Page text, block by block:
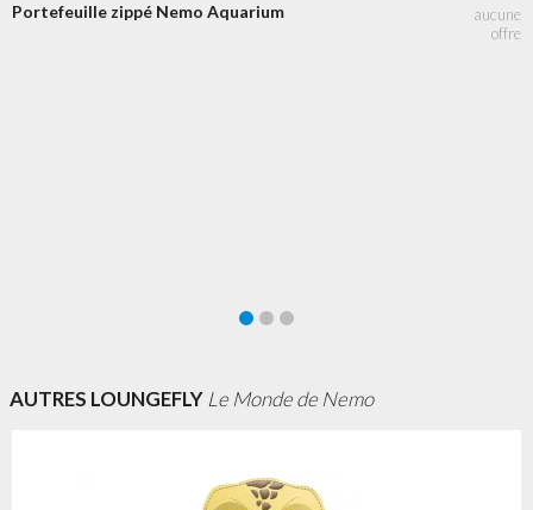
Portefeuille zippé Nemo Aquarium
AUTRES LOUNGEFLY Le Monde de Nemo